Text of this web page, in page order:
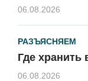
06.08.2026
РАЗЪЯСНЯЕМ
Где хранить
06.08.2026